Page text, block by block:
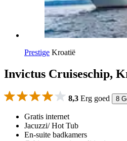
Prestige Kroatië
Invictus Cruiseschip,
8,3 Erg goed 8
Gratis internet
Jacuzzi/ Hot Tub
En-suite badkamers